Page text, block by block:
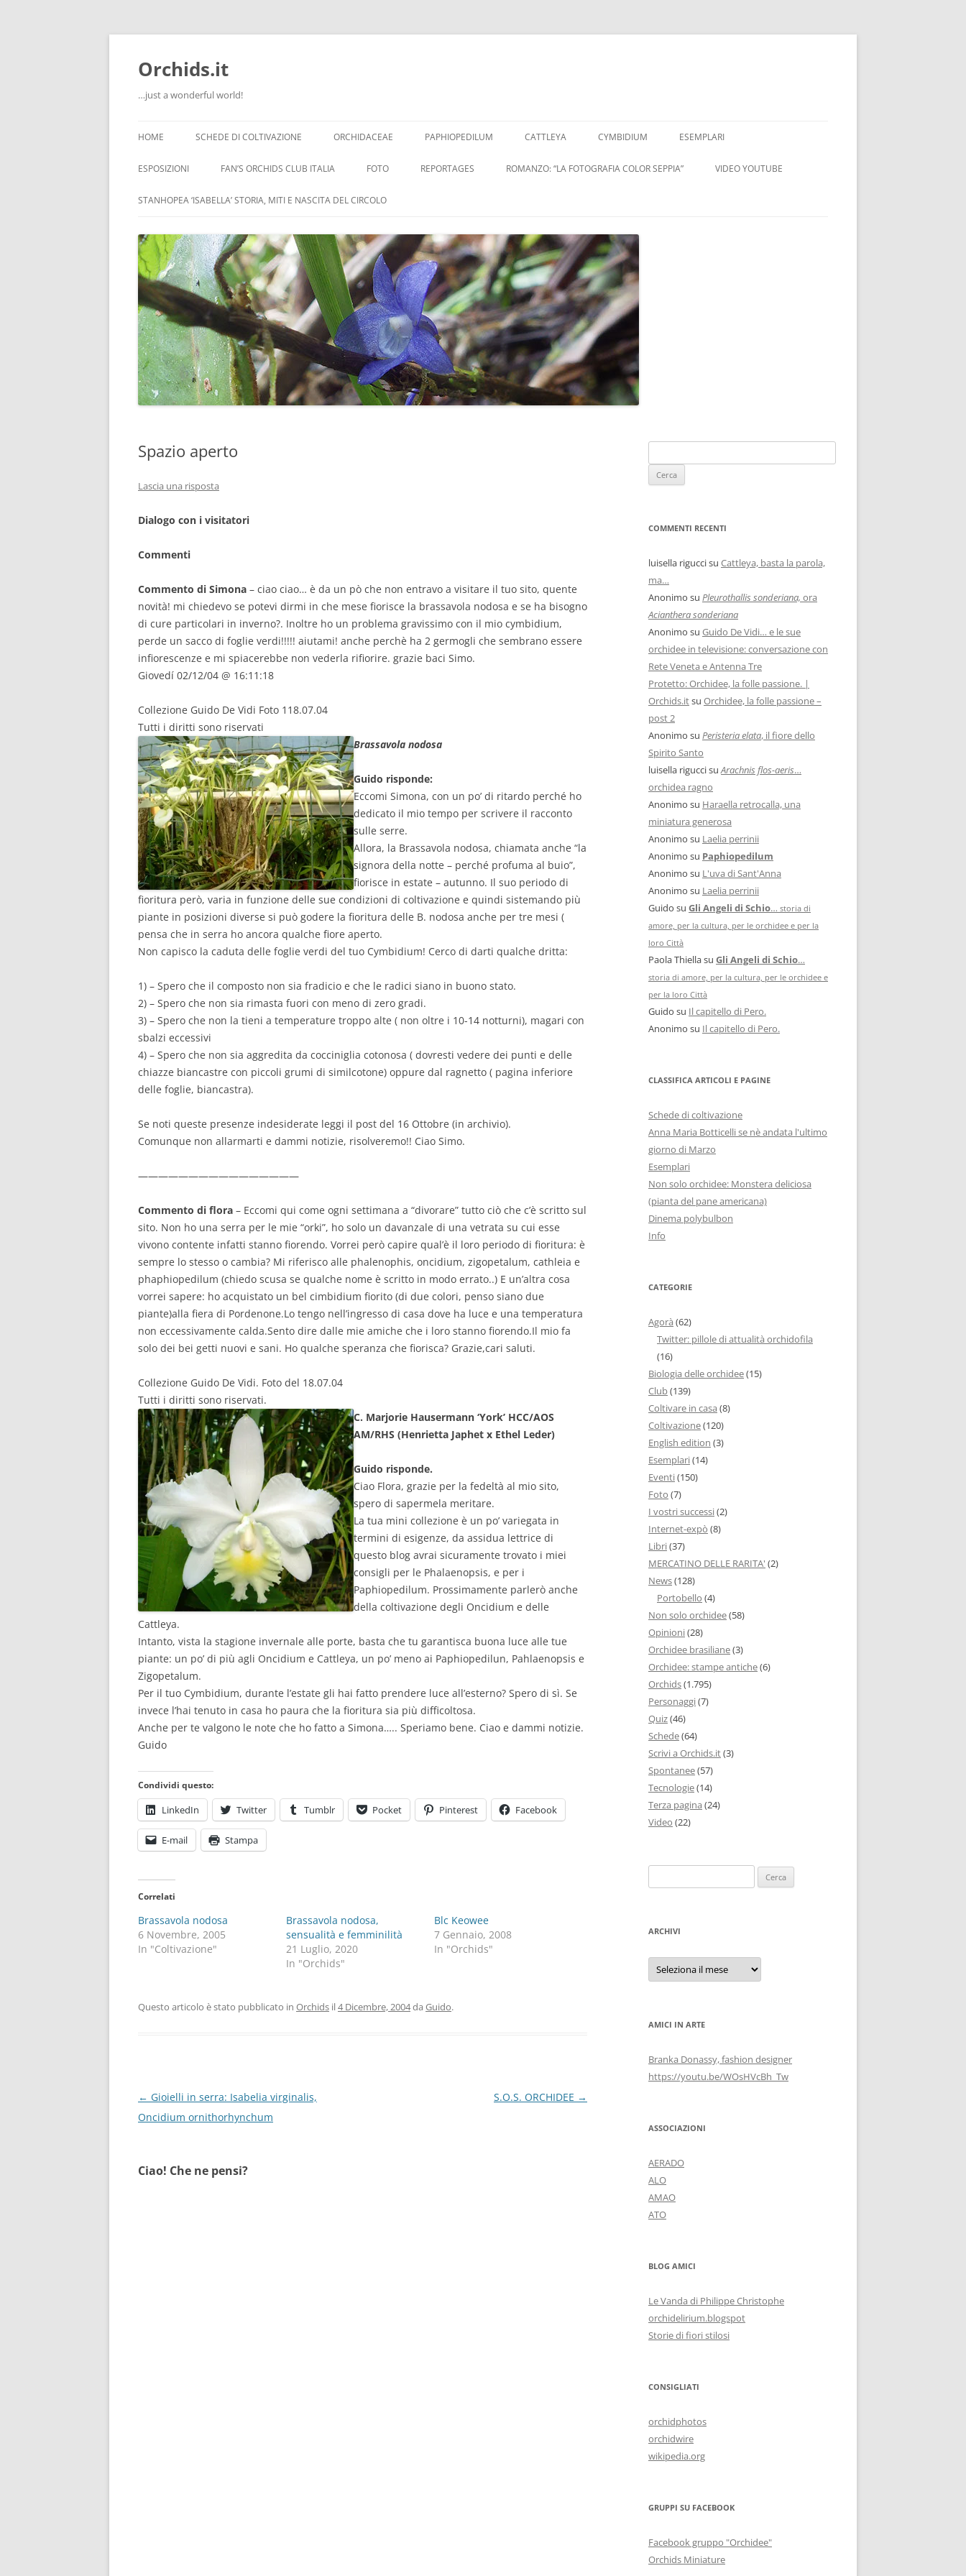
Orchids.it
…just a wonderful world!
al
HOME
INFO
LA SERRA DI GUIDO
SCHEDE DI COLTIVAZIONE ORCHIDACEAE PAPHIOPEDILUM CATTLEYA CYMBIDIUM ESEMPLARI
ESPOSIZIONI FAN’S ORCHIDS CLUB ITALIA FOTO REPORTAGES ROMANZO: “LA FOTOGRAFIA COLOR SEPPIA” VIDEO YOUTUBE
STANHOPEA ‘ISABELLA’ STORIA, MITI E NASCITA DEL CIRCOLO
Spazio aperto
Lascia una risposta
Dialogo con i visitatori
Commenti
Commento di Simona – ciao ciao… è da un pò che non entravo a visitare il tuo sito, quente
novità! mi chiedevo se potevi dirmi in che mese fiorisce la brassavola nodosa e se ha bisogno
di cure particolari in inverno?. Inoltre ho un problema gravissimo con il mio cymbidium,
perde un sacco di foglie verdi!!!!! aiutami! anche perchè ha 2 germogli che sembrano essere
infiorescenze e mi spiacerebbe non vederla rifiorire. grazie baci Simo.
Giovedí 02/12/04 @ 16:11:18
Collezione Guido De Vidi Foto 118.07.04
Tutti i diritti sono riservati
Brassavola nodosa
Guido risponde:
Eccomi Simona, con un po’ di ritardo perché ho
dedicato il mio tempo per scrivere il racconto
sulle serre.
Allora, la Brassavola nodosa, chiamata anche “la
signora della notte – perché profuma al buio”,
fiorisce in estate – autunno. Il suo periodo di
fioritura però, varia in funzione delle sue condizioni di coltivazione e quindi sistemando più
piante in posizioni diverse si può godere la fioritura delle B. nodosa anche per tre mesi (
pensa che in serra ho ancora qualche fiore aperto.
Non capisco la caduta delle foglie verdi del tuo Cymbidium! Cerco di darti qualche dritta:
1) – Spero che il composto non sia fradicio e che le radici siano in buono stato.
2) – Spero che non sia rimasta fuori con meno di zero gradi.
3) – Spero che non la tieni a temperature troppo alte ( non oltre i 10-14 notturni), magari con
sbalzi eccessivi
4) – Spero che non sia aggredita da cocciniglia cotonosa ( dovresti vedere dei punti e delle
chiazze biancastre con piccoli grumi di similcotone) oppure dal ragnetto ( pagina inferiore
delle foglie, biancastra).
Se noti queste presenze indesiderate leggi il post del 16 Ottobre (in archivio).
Comunque non allarmarti e dammi notizie, risolveremo!! Ciao Simo.
————————————————
Commento di flora – Eccomi qui come ogni settimana a “divorare” tutto ciò che c’è scritto sul
sito. Non ho una serra per le mie “orki”, ho solo un davanzale di una vetrata su cui esse
vivono contente infatti stanno fiorendo. Vorrei però capire qual’è il loro periodo di fioritura: è
sempre lo stesso o cambia? Mi riferisco alle phalenophis, oncidium, zigopetalum, cathleia e
phaphiopedilum (chiedo scusa se qualche nome è scritto in modo errato..) E un’altra cosa
vorrei sapere: ho acquistato un bel cimbidium fiorito (di due colori, penso siano due
piante)alla fiera di Pordenone.Lo tengo nell’ingresso di casa dove ha luce e una temperatura
non eccessivamente calda.Sento dire dalle mie amiche che i loro stanno fiorendo.Il mio fa
solo dei bei getti nuovi e sani. Ho qualche speranza che fiorisca? Grazie,cari saluti.
Collezione Guido De Vidi. Foto del 18.07.04
Tutti i diritti sono riservati.
C. Marjorie Hausermann ‘York’ HCC/AOS
AM/RHS (Henrietta Japhet x Ethel Leder)
Guido risponde.
Ciao Flora, grazie per la fedeltà al mio sito,
spero di sapermela meritare.
La tua mini collezione è un po’ variegata in
termini di esigenze, da assidua lettrice di
questo blog avrai sicuramente trovato i miei
consigli per le Phalaenopsis, e per i
Paphiopedilum. Prossimamente parlerò anche
della coltivazione degli Oncidium e delle
Cattleya.
Intanto, vista la stagione invernale alle porte, basta che tu garantisca buona luce alle tue
piante: un po’ di più agli Oncidium e Cattleya, un po’ meno ai Paphiopedilun, Pahlaenopsis e
Zigopetalum.
Per il tuo Cymbidium, durante l’estate gli hai fatto prendere luce all’esterno? Spero di sì. Se
invece l’hai tenuto in casa ho paura che la fioritura sia più difficoltosa.
Anche per te valgono le note che ho fatto a Simona….. Speriamo bene. Ciao e dammi notizie.
Guido
Condividi questo:
LinkedIn Twitter Tumblr Pocket Pinterest Facebook
E-mail Stampa
Correlati
Brassavola nodosa
6 Novembre, 2005
In "Coltivazione"
Brassavola nodosa,
sensualità e femminilità
21 Luglio, 2020
In "Orchids"
Blc Keowee
7 Gennaio, 2008
In "Orchids"
Questo articolo è stato pubblicato in Orchids il4 Dicembre, 2004da Guido.
Navigazione
articolo
← Gioielli in serra: Isabelia virginalis,
Oncidium ornithorhynchum
S.O.S. ORCHIDEE →
Ciao! Che ne pensi?
COMMENTI RECENTI
luisella riguccisu Cattleya, basta la parola,
ma…
Anonimo su Pleurothallis sonderiana, ora
Acianthera sonderiana
Anonimo su Guido De Vidi… e le sue
orchidee in televisione: conversazione con
Rete Veneta e Antenna Tre
Protetto: Orchidee, la folle passione. |
Orchids.itsu Orchidee, la folle passione –
post 2
Anonimo su Peristeria elata, il fiore dello
Spirito Santo
luisella riguccisuArachnis flos-aeris…
orchidea ragno
Anonimo su Haraella retrocalla, una
miniatura generosa
Anonimo su Laelia perrinii
Anonimo su Paphiopedilum
Anonimo su L'uva di Sant'Anna
Anonimo su Laelia perrinii
Guido su Gli Angeli di Schio… storia di
amore, per la cultura, per le orchidee e per la
loro Città
Paola Thiellasu Gli Angeli di Schio…
storia di amore, per la cultura, per le orchidee e
per la loro Città
Guido su Il capitello di Pero.
Anonimo su Il capitello di Pero.
CLASSIFICA ARTICOLI E PAGINE
Schede di coltivazione
Anna Maria Botticelli se nè andata l'ultimo
giorno di Marzo
Esemplari
Non solo orchidee: Monstera deliciosa
(pianta del pane americana)
Dinema polybulbon
Info
CATEGORIE
Agorà (62)
Twitter: pillole di attualità orchidofila
(16)
Biologia delle orchidee(15)
Club(139)
Coltivare in casa (8)
Coltivazione(120)
English edition (3)
Esemplari(14)
Eventi(150)
Foto (7)
I vostri successi(2)
Internet-expò (8)
Libri(37)
MERCATINO DELLE RARITA' (2)
News(128)
Portobello (4)
Non solo orchidee(58)
Opinioni(28)
Orchidee brasiliane(3)
Orchidee: stampe antiche(6)
Orchids(1.795)
Personaggi(7)
Quiz(46)
Schede(64)
Scrivi a Orchids.it(3)
Spontanee(57)
Tecnologie(14)
Terza pagina (24)
Video (22)
per:
ARCHIVI
Archivi
AMICI IN ARTE
Branka Donassy, fashion designer
https://youtu.be/WOsHVcBh_Tw
ASSOCIAZIONI
AERADO
ALO
AMAO
ATO
BLOG AMICI
Le Vanda di Philippe Christophe
orchidelirium.blogspot
Storie di fiori stilosi
CONSIGLIATI
orchidphotos
orchidwire
wikipedia.org
GRUPPI SU FACEBOOK
Facebook gruppo "Orchidee"
Orchids Miniature